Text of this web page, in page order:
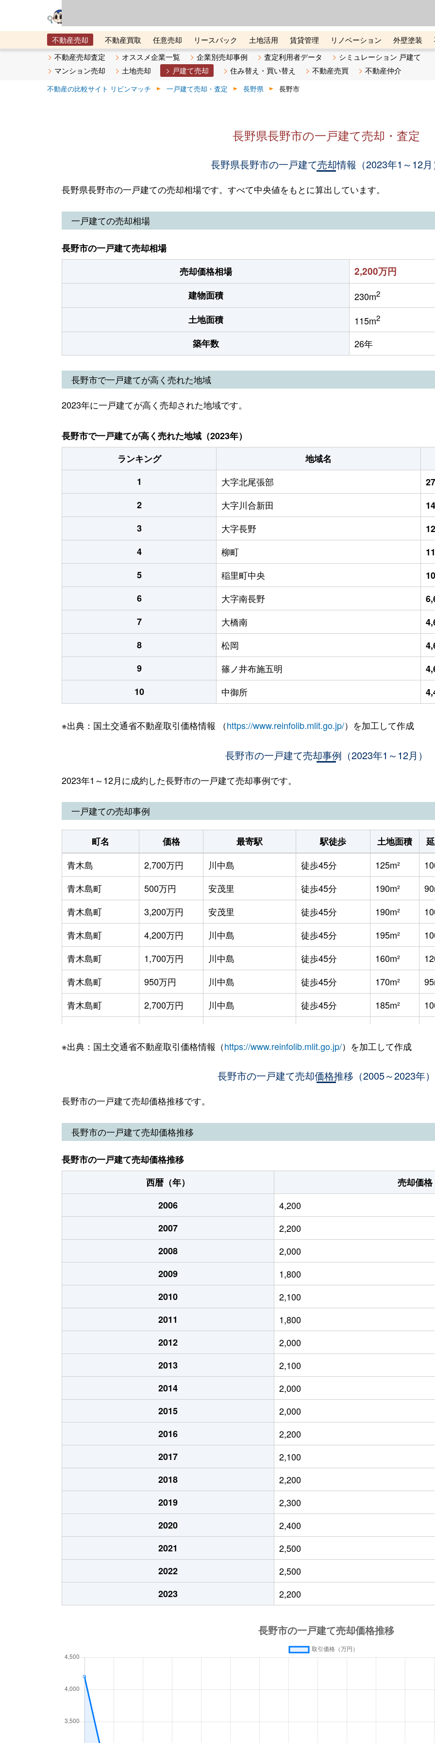
不動産売却 不動産買取 任意売却 リースバック 土地活用 賃貸管理 リノベーション 外壁塗装
メタ住宅展示場
ベスト不動産カンパニー オンライン講座 リビンマガジンBiz 不動産売却ご相談デスク
不動産売却査定 オススメ企業一覧 企業別売却事例 査定利用者データ
シミュレーション 戸建て
マンション売却
土地売却 戸建て売却 住み替え・買い替え 不動産売買 不動産仲介
不動産の比較サイト リビンマッチ 一戸建て売却・査定 長野県 長野市
長野県長野市の一戸建て売却・査定
長野県長野市の一戸建て売却情報（2023年1～12月
長野県長野市の一戸建ての売却相場です。すべて中央値をもとに算出しています。
一戸建ての売却相場
長野市の一戸建て売却相場
売却価格相場
2,200万円
建物面積 230m2
土地面積 115m2
築年数 26年
長野市で一戸建てが高く売れた地域
2023年に一戸建てが高く売却された地域です。
長野市で一戸建てが高く売れた地域（2023年）
ランキング
地域名
1
大字北尾張部
2
大字川合新田
3
大字長野
4
柳町
5
稲里町中央
6
大字南長野
7
大橋南
8
松岡
9
篠ノ井布施五明
10
中御所
※出典：国土交通省不動産取引価格情報 （https://www.reinfolib.mlit.go.jp/）を加工して作成
長野市の一戸建て売却事例（2023年1～12月）
2023年1～12月に成約した長野市の一戸建て売却事例です。
一戸建ての売却事例
町名 価格 最寄駅 駅徒歩 土地面積
青木島
2,700万円 川中島 徒歩45分 125m²
青木島町
500万円 安茂里 徒歩45分 190m²
青木島町
3,200万円 安茂里 徒歩45分 190m²
青木島町
4,200万円 川中島 徒歩45分 195m²
青木島町
1,700万円 川中島 徒歩45分 160m²
青木島町
950万円 川中島 徒歩45分 170m²
青木島町
2,700万円 川中島 徒歩45分 185m²
青木島町
3,300万円 川中島 徒歩45分 190m²
川中島 徒歩45分 165m²
青木島町
1,000万円
青木島町
9,600万円 長野(ＪＲ・しなの) 徒歩45分 1700m²
青木島町
15,000万円 長野(ＪＲ・しなの) 徒歩45分 380m²
大字赤沼
1,000万円 豊野 徒歩9分 290m²
大字上ケ屋
1,500万円 長野(ＪＲ・しなの) 徒歩2時間 990m²
大字上ケ屋
200万円 長野(ＪＲ・しなの) 徒歩2時間 540m²
大字上ケ屋
220万円 長野(ＪＲ・しなの) 徒歩2時間 210m²
大字上ケ屋
710万円 長野(ＪＲ・しなの) 徒歩2時間 460m²
大字上ケ屋
750万円 長野(ＪＲ・しなの) 徒歩2時間 210m²
大字上ケ屋
800万円 本郷(長野) 徒歩2時間 970m²
浅川
1,200万円 桐原(長野) 徒歩45分 280m²
浅川
2,300万円 信濃吉田 徒歩45分 510m²
浅川
2,000万円 信濃吉田 徒歩45分 330m²
浅川
1,300万円 本郷(長野) 徒歩45分 260m²
大字安茂里
2,900万円 安茂里 徒歩21分 195m²
大字安茂里
2,500万円 安茂里 徒歩14分 1100m²
大字安茂里
4,700万円 長野(ＪＲ・しなの) 徒歩45分 200m² -
大字安茂里
3,900万円 長野(ＪＲ・しなの) 徒歩28分 180m²
大字安茂里
1,300万円 長野(ＪＲ・しなの) 徒歩45分 240m²
40万円
4,600万円 長野(ＪＲ・しなの)
徒歩18分 420m²
安茂里小市
1,600万円 安茂里 徒歩21分 450m²
安茂里小市
安茂里小市
伊勢宮
※出典：国土交通省不動産取引価格情報（https://www.reinfolib.mlit.go.jp/）を加工して作成
長野市の一戸建て売却価格推移（2005～2023年）
長野市の一戸建て売却価格推移です。
長野市の一戸建て売却価格推移
長野市の一戸建て売却価格推移
西暦（年）
売却価格
2006
4,200
2007
2,200
2008
2,000
2009
1,800
2010
2,100
2011
1,800
2012
2,000
2013
2,100
2014
2,000
2015
2,000
2016
2,200
2017
2,100
2018
2,200
2019
2,300
2020
2,400
2021
2,500
2022
2,500
2023
2,200